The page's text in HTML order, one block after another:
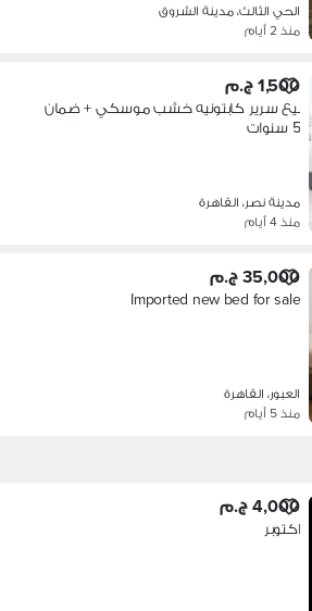
الحي الثالث، مدينة الشروق
منذ 2 أيام
1,500 ج.م
بيع سرير كابتونيه خشب موسكي + ضمان
5 سنوات
مدينة نصر، القاهرة
منذ 4 أيام
35,000 ج.م
Imported new bed for sale
العبور، القاهرة
منذ 5 أيام
4,000 ج.م
اكتوبر